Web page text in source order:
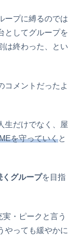
ープに縛るのでは
としてグループを
は終わった、とい
コメントだったよ
生だけでなく、屋
を守っていくと
くグループを目指
・ピークと言う
やっても緩やかに